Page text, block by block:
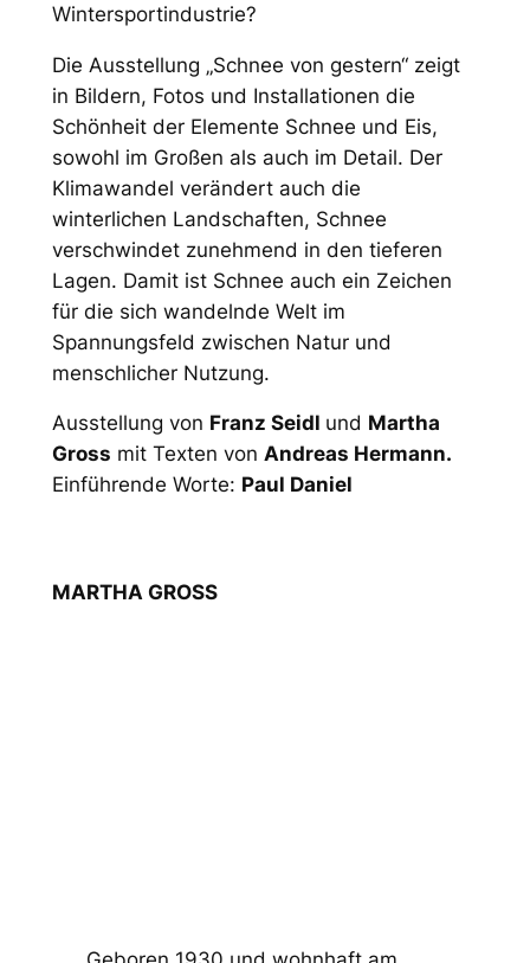
Wintersportindustrie?
Die Ausstellung „Schnee von gestern“ zeigt
in Bildern, Fotos und Installationen die
Schönheit der Elemente Schnee und Eis,
sowohl im Großen als auch im Detail. Der
Klimawandel verändert auch die
winterlichen Landschaften, Schnee
verschwindet zunehmend in den tieferen
Lagen. Damit ist Schnee auch ein Zeichen
für die sich wandelnde Welt im
Spannungsfeld zwischen Natur und
menschlicher Nutzung.
Ausstellung von Franz Seidl und Martha
Gross mit Texten von Andreas Hermann.
Einführende Worte: Paul Daniel
MARTHA GROSS